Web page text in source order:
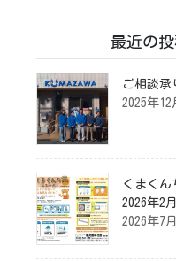
最近の
ご相談承
2025年12
くまく
2026年2
2026年7